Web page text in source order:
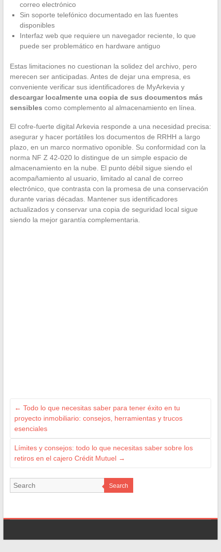
correo electrónico
Sin soporte telefónico documentado en las fuentes
disponibles
Interfaz web que requiere un navegador reciente, lo que
puede ser problemático en hardware antiguo
Estas limitaciones no cuestionan la solidez del archivo, pero
merecen ser anticipadas. Antes de dejar una empresa, es
conveniente verificar sus identificadores de MyArkevia y
descargar localmente una copia de sus documentos más
sensibles como complemento al almacenamiento en línea.
El cofre-fuerte digital Arkevia responde a una necesidad precisa:
asegurar y hacer portátiles los documentos de RRHH a largo
plazo, en un marco normativo oponible. Su conformidad con la
norma NF Z 42-020 lo distingue de un simple espacio de
almacenamiento en la nube. El punto débil sigue siendo el
acompañamiento al usuario, limitado al canal de correo
electrónico, que contrasta con la promesa de una conservación
durante varias décadas. Mantener sus identificadores
actualizados y conservar una copia de seguridad local sigue
siendo la mejor garantía complementaria.
← Todo lo que necesitas saber para tener éxito en tu
proyecto inmobiliario: consejos, herramientas y trucos
esenciales
Límites y consejos: todo lo que necesitas saber sobre los
retiros en el cajero Crédit Mutuel →
Search